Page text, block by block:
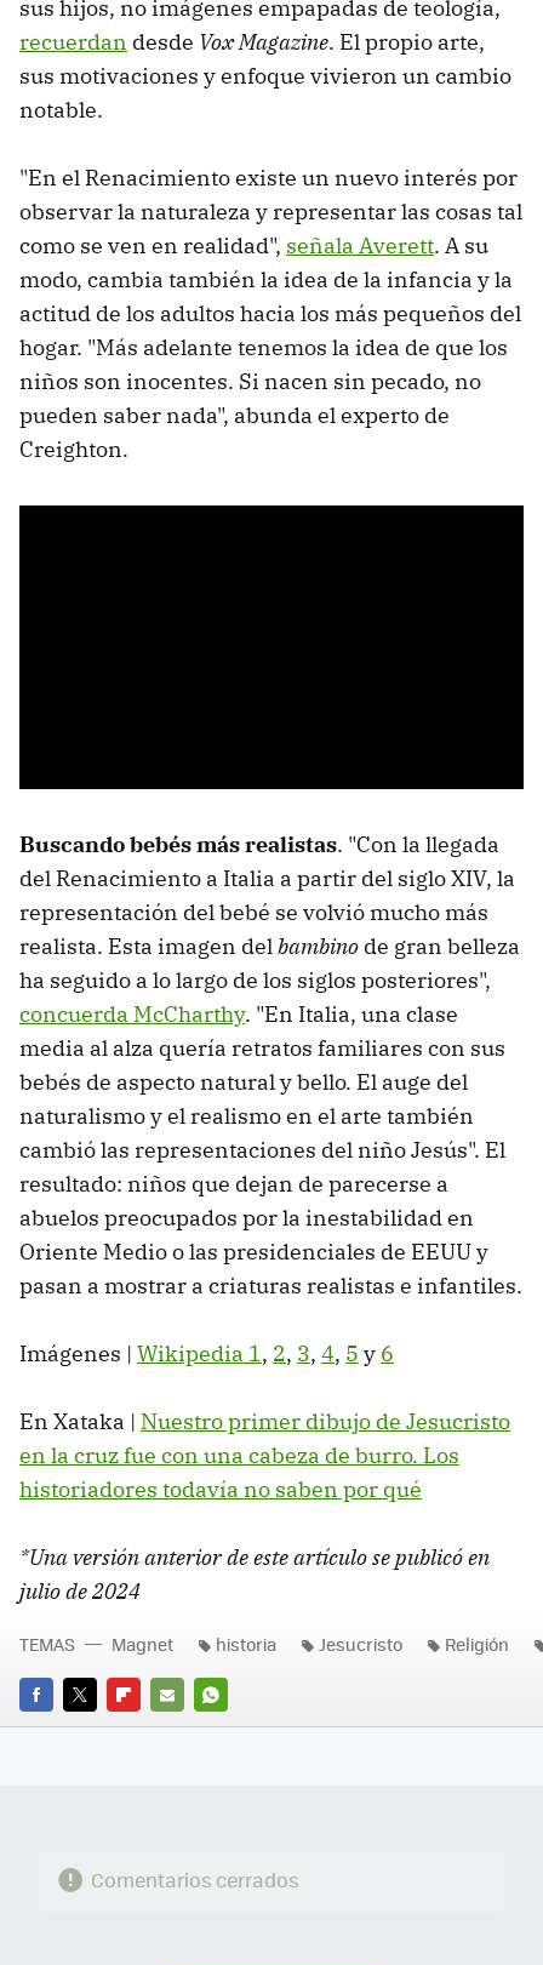
sus hijos, no imágenes empapadas de teología,
recuerdan desde Vox Magazine. El propio arte,
sus motivaciones y enfoque vivieron un cambio
notable.
"En el Renacimiento existe un nuevo interés por
observar la naturaleza y representar las cosas tal
como se ven en realidad", señala Averett. A su
modo, cambia también la idea de la infancia y la
actitud de los adultos hacia los más pequeños del
hogar. "Más adelante tenemos la idea de que los
niños son inocentes. Si nacen sin pecado, no
pueden saber nada", abunda el experto de
Creighton.
Buscando bebés más realistas. "Con la llegada
del Renacimiento a Italia a partir del siglo XIV, la
representación del bebé se volvió mucho más
realista. Esta imagen delbambino de gran belleza
ha seguido a lo largo de los siglos posteriores",
concuerda McCharthy. "En Italia, una clase
media al alza quería retratos familiares con sus
bebés de aspecto natural y bello. El auge del
naturalismo y el realismo en el arte también
cambió las representaciones del niño Jesús". El
resultado: niños que dejan de parecerse a
abuelos preocupados por la inestabilidad en
Oriente Medio o las presidenciales de EEUU y
pasan a mostrar a criaturas realistas e infantiles.
Imágenes | Wikipedia 1, 2, 3, 4, 5 y 6
En Xataka | Nuestro primer dibujo de Jesucristo
en la cruz fue con una cabeza de burro. Los
historiadores todavía no saben por qué
*Una versión anterior de este artículo se publicó en
julio de 2024
FACEBOOK
TWITTERFLIPBOARD
E-
WHATSAPP
TEMAS Magnet historia Jesucristo Religión
Comentarios cerrados